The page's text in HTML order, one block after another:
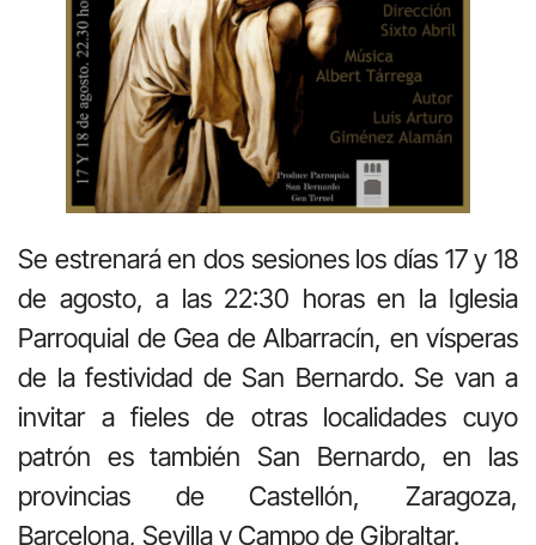
Se estrenará en dos sesiones los días 17 y 18
de agosto, a las 22:30 horas en la Iglesia
Parroquial de Gea de Albarracín, en vísperas
de la festividad de San Bernardo. Se van a
invitar a fieles de otras localidades cuyo
patrón es también San Bernardo, en las
provincias de Castellón, Zaragoza,
Barcelona, Sevilla y Campo de Gibraltar.